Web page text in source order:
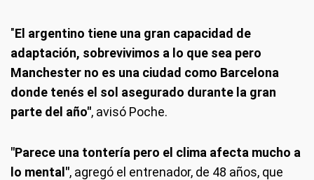
"El argentino tiene una gran capacidad de
adaptación, sobrevivimos a lo que sea pero
Manchester no es una ciudad como Barcelona
donde tenés el sol asegurado durante la gran
parte del año", avisó Poche.
"Parece una tontería pero el clima afecta mucho a
lo mental", agregó el entrenador, de 48 años, que